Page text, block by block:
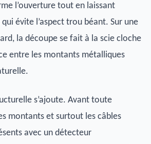
l’ouverture tout en laissant
évite l’aspect trou béant. Sur une
la découpe se fait à la scie cloche
entre les montants métalliques
s’ajoute. Avant toute
montants et surtout les câbles
avec un détecteur